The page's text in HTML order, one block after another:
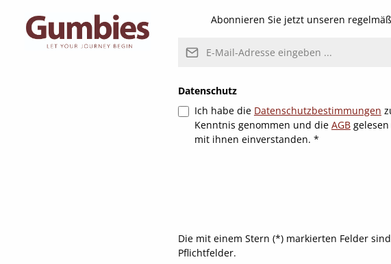
Abonnieren Sie jetzt unseren
E-Mail-Adresse*
Datenschutz
Ich habe die Datenschutzbestimmungen
Kenntnis genommen und die AGB
mit ihnen einverstanden. *
Die mit einem Stern (*) markierten Felder sind
Pflichtfelder.